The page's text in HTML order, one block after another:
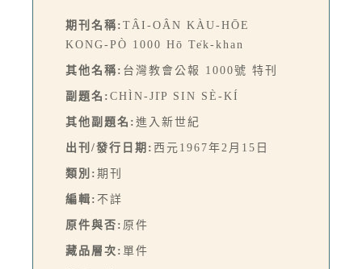
期刊名稱: TÂI-OÂN KÀU-HŌE
KONG-PÒ 1000 Hō Te̍k-khan
其他名稱: 台灣教會公報 1000號 特刊
副題名: CHÌN-JI̍P SIN SÈ-KÍ
其他副題名: 進入新世紀
出刊/發行日期: 西元1967年2月15日
類別: 期刊
編輯: 不詳
原件與否: 原件
藏品層次: 單件